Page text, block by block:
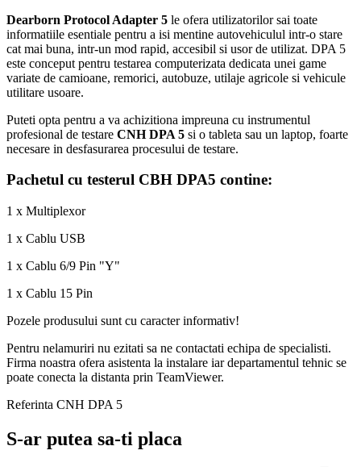
Dearborn Protocol Adapter 5 le ofera utilizatorilor sai toate
informatiile esentiale pentru a isi mentine autovehiculul intr-o stare
cat mai buna, intr-un mod rapid, accesibil si usor de utilizat. DPA 5
este conceput pentru testarea computerizata dedicata unei game
variate de camioane, remorici, autobuze, utilaje agricole si vehicule
utilitare usoare.
Puteti opta pentru a va achizitiona impreuna cu instrumentul
profesional de testare CNH DPA 5 si o tableta sau un laptop, foarte
necesare in desfasurarea procesului de testare.
Pachetul cu testerul CBH DPA5 contine:
1 x Multiplexor
1 x Cablu USB
1 x Cablu 6/9 Pin "Y"
1 x Cablu 15 Pin
Pozele produsului sunt cu caracter informativ!
Pentru nelamuriri nu ezitati sa ne contactati echipa de specialisti.
Firma noastra ofera asistenta la instalare iar departamentul tehnic se
poate conecta la distanta prin TeamViewer.
Referinta CNH DPA 5
S-ar putea sa-ti placa